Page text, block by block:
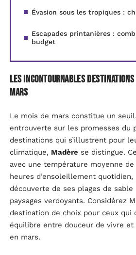
Évasion sous les tropiques :
Escapades printanières :
budget
Les incontournables
mars
Le mois de mars constitue un
entrouverte sur les promesses du
destinations qui s’illustrent pour
climatique, Madère se distingue.
avec une température moyenne
heures d’ensoleillement
découverte de ses plages de
paysages verdoyants. Considérez
destination de choix pour ceux qui
équilibre entre douceur de vivre et
en mars.